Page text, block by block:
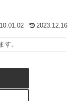
2023.12.16
す。